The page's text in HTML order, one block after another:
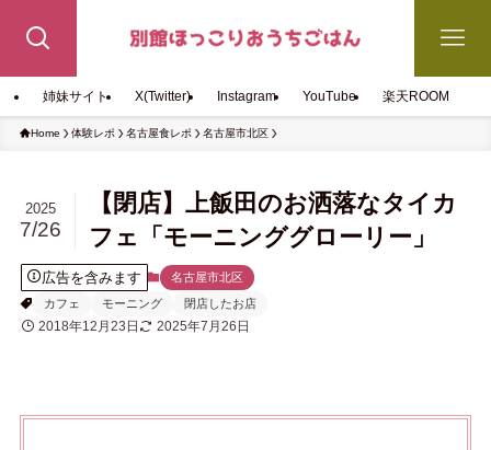
姉妹サイト X(Twitter) Instagram YouTube 楽天ROOM
Home 体験レポ 名古屋食レポ 名古屋市北区
【閉店】上飯田のお洒落なタイカ
フェ「モーニンググローリー」
2025
7/26
広告を含みます
名古屋市北区
カフェ
モーニング 閉店したお店
2018年12月23日 2025年7月26日